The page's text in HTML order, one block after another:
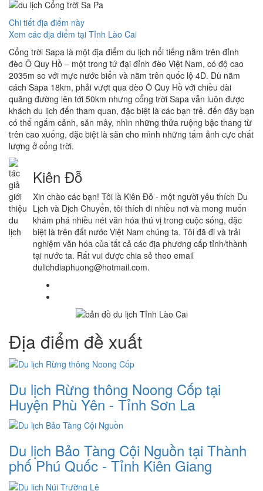
Chi tiết địa điểm này
Xem các địa điểm tại Tỉnh Lào Cai
Cổng trời Sapa là một địa điểm du lịch nổi tiếng nằm trên đỉnh
đèo Ô Quy Hồ – một trong tứ đại đỉnh đèo Việt Nam, có độ cao
2035m so với mực nước biển và nằm trên quốc lộ 4D. Dù nằm
cách Sapa 18km, phải vượt qua đèo Ô Quy Hồ với chiều dài
quãng đường lên tới 50km nhưng cổng trời Sapa vẫn luôn được
khách du lịch đến tham quan, đặc biệt là các bạn trẻ. đến đây bạn
có thể ngắm cảnh, săn mây, nhìn những thửa ruộng bậc thang từ
trên cao xuống, đặc biệt là săn cho mình những tấm ảnh cực chất
lượng ở cổng trời.
Kiên Đỗ
Xin chào các bạn! Tôi là Kiên Đỗ - một người yêu thích Du
Lịch và Dịch Chuyển, tôi thích đi nhiều nơi và mong muốn
khám phá nhiều nét văn hóa thú vị trong cuộc sống, đặc
biệt là trên đất nước Việt Nam chúng ta. Tôi đã đi và trải
nghiệm văn hóa của tất cả các địa phương cấp tỉnh/thành
tại nước ta. Rất vui được chia sẻ theo email
dulichdiaphuong@hotmail.com.
Địa điểm đề xuất
Du lịch Rừng thông Noong Cốp tại
Huyện Phù Yên - Tỉnh Sơn La
Du lịch Bảo Tàng Cội Nguồn tại Thành
phố Phú Quốc - Tỉnh Kiên Giang